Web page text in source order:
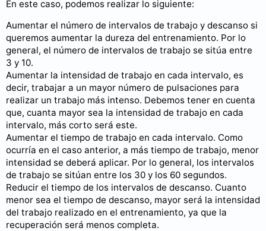
En este caso, podemos realizar lo siguiente:
Aumentar el número de intervalos de trabajo y descanso si
queremos aumentar la dureza del entrenamiento. Por lo
general, el número de intervalos de trabajo se sitúa entre
3 y 10.
Aumentar la intensidad de trabajo en cada intervalo, es
decir, trabajar a un mayor número de pulsaciones para
realizar un trabajo más intenso. Debemos tener en cuenta
que, cuanta mayor sea la intensidad de trabajo en cada
intervalo, más corto será este.
Aumentar el tiempo de trabajo en cada intervalo. Como
ocurría en el caso anterior, a más tiempo de trabajo, menor
intensidad se deberá aplicar. Por lo general, los intervalos
de trabajo se sitúan entre los 30 y los 60 segundos.
Reducir el tiempo de los intervalos de descanso. Cuanto
menor sea el tiempo de descanso, mayor será la intensidad
del trabajo realizado en el entrenamiento, ya que la
recuperación será menos completa.